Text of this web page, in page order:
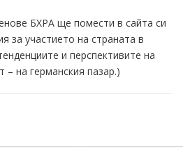
БХРА ще помести в сайта си
за участието на страната в
и перспективите на
– на германския пазар.)